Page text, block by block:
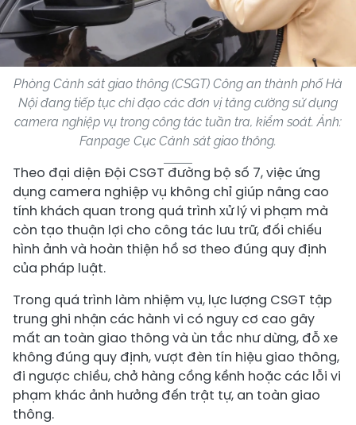
Phòng Cảnh sát giao thông (CSGT) Công an thành phố Hà
Nội đang tiếp tục chỉ đạo các đơn vị tăng cường sử dụng
camera nghiệp vụ trong công tác tuần tra, kiểm soát. Ảnh:
Fanpage Cục Cảnh sát giao thông.
Theo đại diện Đội CSGT đường bộ số 7, việc ứng
dụng camera nghiệp vụ không chỉ giúp nâng cao
tính khách quan trong quá trình xử lý vi phạm mà
còn tạo thuận lợi cho công tác lưu trữ, đối chiếu
hình ảnh và hoàn thiện hồ sơ theo đúng quy định
của pháp luật.
Trong quá trình làm nhiệm vụ, lực lượng CSGT tập
trung ghi nhận các hành vi có nguy cơ cao gây
mất an toàn giao thông và ùn tắc như dừng, đỗ xe
không đúng quy định, vượt đèn tín hiệu giao thông,
đi ngược chiều, chở hàng cồng kềnh hoặc các lỗi vi
phạm khác ảnh hưởng đến trật tự, an toàn giao
thông.